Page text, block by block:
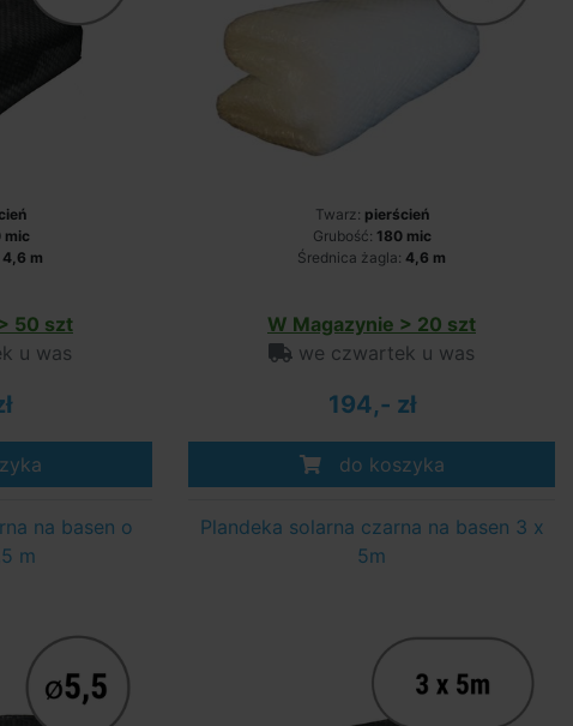
mic
4,6 m
50 szt
u was
Twarz: pierścień
Grubość: 180 mic
Średnica żagla: 4,6 m
W Magazynie > 20 szt
we czwartek u was
194,- zł
do koszyka
na basen o
m
Plandeka solarna czarna na basen 3 x
5m